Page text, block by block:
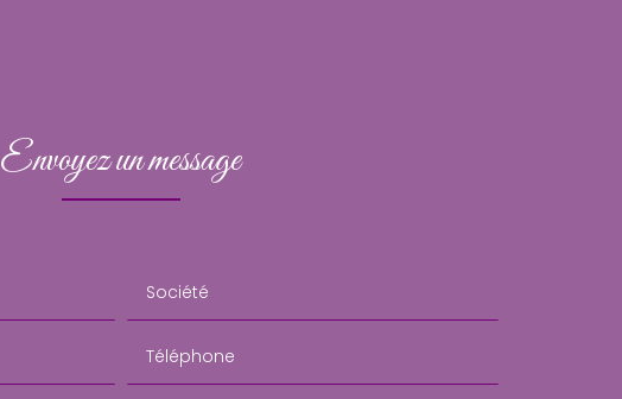
Envoyez un message